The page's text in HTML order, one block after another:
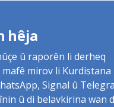
hêja
û raporên li derheq
mirov li Kurdistana
Signal û
û di belavkirina wan